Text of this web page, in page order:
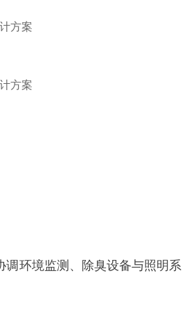
调环境监测、除臭设备与照明系